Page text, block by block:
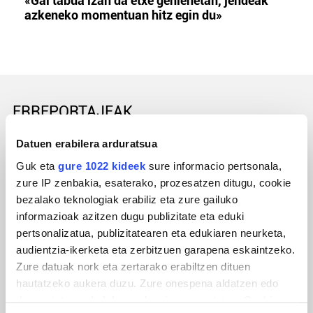
Datuen erabilera arduratsua
Guk eta gure 1022 kideek sure informacio pertsonala,
zure IP zenbakia, esaterako, prozesatzen ditugu, cookie
bezalako teknologiak erabiliz eta zure gailuko
informazioak azitzen dugu publizitate eta eduki
pertsonalizatua, publizitatearen eta edukiaren neurketa,
audientzia-ikerketa eta zerbitzuen garapena eskaintzeko.
Zure datuak nork eta zertarako erabiltzen dituen
hautatzeko aukera duzu. Zure onespena aldatzen edo
azkeneko momentuan hitz egin du»
ERREPORTAJEAK
URBIAKO FESTA
Urbiako zelaiak erromeria leku